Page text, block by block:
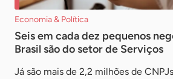
Economia & Política
Seis em cada dez pequenos
Brasil são do setor de Serviços
Já são mais de 2,2 milhões de